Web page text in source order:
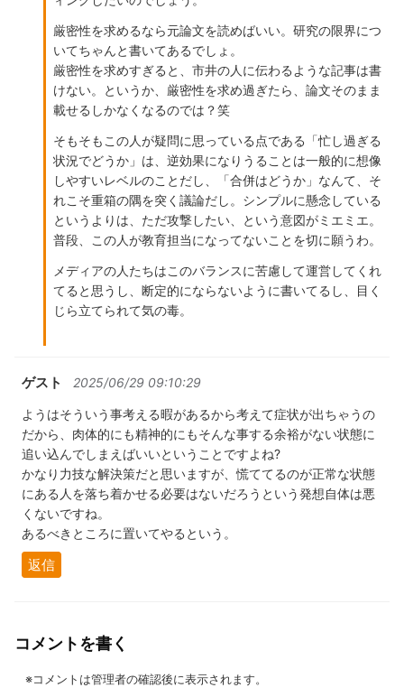
厳密性を求めるなら元論文を読めばいい。研究の限界につ
いてちゃんと書いてあるでしょ。
厳密性を求めすぎると、市井の人に伝わるような記事は書
けない。というか、厳密性を求め過ぎたら、論文そのまま
載せるしかなくなるのでは？笑
そもそもこの人が疑問に思っている点である「忙し過ぎる
状況でどうか」は、逆効果になりうることは一般的に想像
しやすいレベルのことだし、「合併はどうか」なんて、そ
れこそ重箱の隅を突く議論だし。シンプルに懸念している
というよりは、ただ攻撃したい、という意図がミエミエ。
普段、この人が教育担当になってないことを切に願うわ。
メディアの人たちはこのバランスに苦慮して運営してくれ
てると思うし、断定的にならないように書いてるし、目く
じら立てられて気の毒。
ゲスト 2025/06/29 09:10:29
ようはそういう事考える暇があるから考えて症状が出ちゃうの
だから、肉体的にも精神的にもそんな事する余裕がない状態に
追い込んでしまえばいいということですよね?
かなり力技な解決策だと思いますが、慌ててるのが正常な状態
にある人を落ち着かせる必要はないだろうという発想自体は悪
くないですね。
あるべきところに置いてやるという。
返信
コメントを書く
※コメントは管理者の確認後に表示されます。